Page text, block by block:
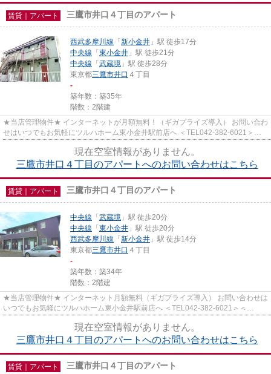
賃貸｜アパート 三鷹市井口４丁目のアパート
西武多摩川線 「 新小金井 」駅 徒歩17分
中央線 「 東小金井 」駅 徒歩21分
中央線 「 武蔵境 」駅 徒歩28分
東京都三鷹市井口 ４丁目
-
築年数：築35年
階数：2階建
★当店管理物件★ インターネットが月額無料！（ギガプライズ導入） お問い合わ
せはいつでもお気軽にツルハホーム東小金井駅前店へ ＜TEL042-382-6021＞＜
現在空室情報がありません。
三鷹市井口４丁目のアパートへのお問い合わせはこちら
賃貸｜アパート 三鷹市井口４丁目のアパート
中央線 「 武蔵境 」駅 徒歩20分
中央線 「 東小金井 」駅 徒歩20分
西武多摩川線 「 新小金井 」駅 徒歩14分
東京都三鷹市井口 ４丁目
-
築年数：築34年
階数：2階建
★当店管理物件★ インターネット月額無料（ギガプライズ導入） お問い合わせは
いつでもお気軽にツルハホーム東小金井駅前店へ ＜TEL042-382-6021＞＜
現在空室情報がありません。
三鷹市井口４丁目のアパートへのお問い合わせはこちら
賃貸｜アパート 三鷹市井口４丁目のアパート